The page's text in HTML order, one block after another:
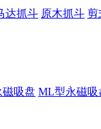
达抓斗 原木抓斗 剪
吸盘 ML型永磁吸